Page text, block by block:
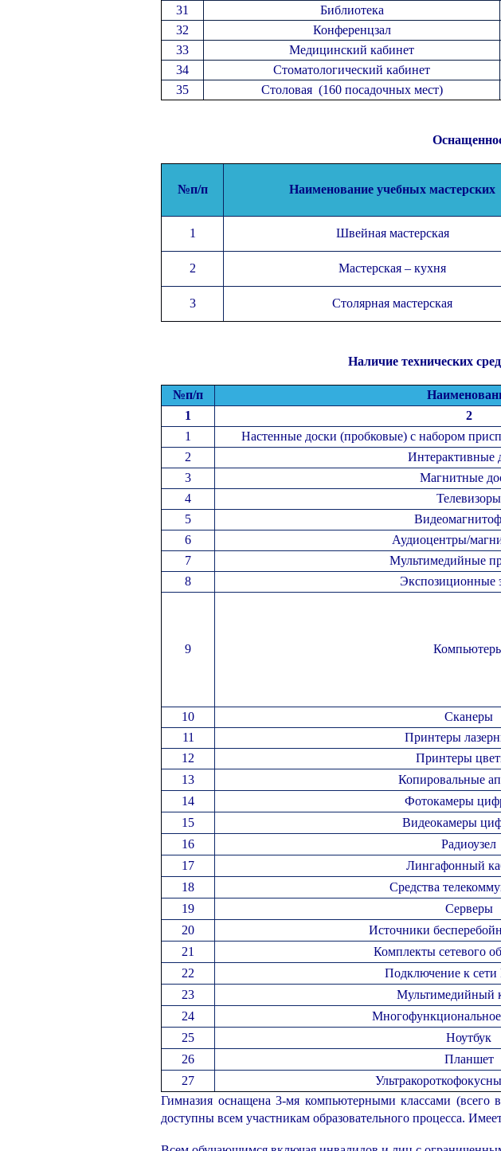
31
Библиотека
32
Конференцзал
33
Медицинский кабинет
34
Стоматологический кабинет
35
Столовая (160 посадочных мест)
№п/п Наименование учебных мастерских
1 Швейная мастерская
2 Мастерская – кухня
3 Столярная мастерская
Наличие технических
№п/п
1
2
1
Настенные доски (пробковые) с набором
2
Интерактивные
3
Магнитные
4
Телевизоры
5
6
Аудиоцентры/
7
Мультимедийные
8
Экспозиционные
9
10
Сканеры
11
Принтеры
12
Принтеры
13
Копировальные
14
Фотокамеры
15
Видеокамеры
16
Радиоузел
17
Лингафонный
18
Средства
19
Серверы
20
Источники
21
Комплекты сетевого
22
Подключение к сети
23
Мультимедийный
24
Многофункциональное
25
Ноутбук
26
Планшет
27
Гимназия оснащена 3-мя компьютерными классами
доступны всем участникам образовательного процесса.